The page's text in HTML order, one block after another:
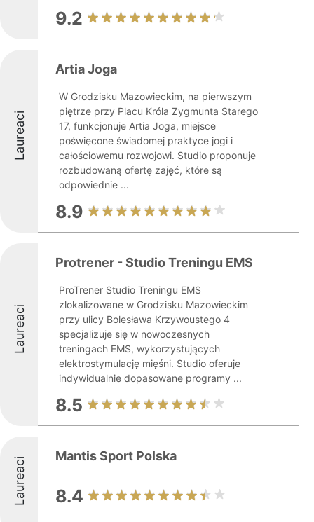
9.2
Laureaci
Artia Joga
W Grodzisku Mazowieckim, na pierwszym
piętrze przy Placu Króla Zygmunta Starego
17, funkcjonuje Artia Joga, miejsce
poświęcone świadomej praktyce jogi i
całościowemu rozwojowi. Studio proponuje
rozbudowaną ofertę zajęć, które są
odpowiednie ...
8.9
Laureaci
Protrener - Studio Treningu EMS
ProTrener Studio Treningu EMS
zlokalizowane w Grodzisku Mazowieckim
przy ulicy Bolesława Krzywoustego 4
specjalizuje się w nowoczesnych
treningach EMS, wykorzystujących
elektrostymulację mięśni. Studio oferuje
indywidualnie dopasowane programy ...
8.5
Laureaci Mantis Sport Polska
8.4